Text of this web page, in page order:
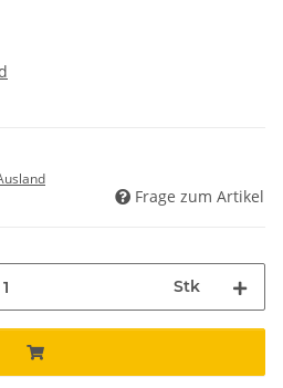
Frage zum Artikel
Stk